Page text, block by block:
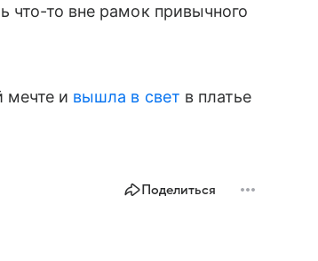
что-то вне рамок привычного
мечте и вышла в свет в платье
Поделиться